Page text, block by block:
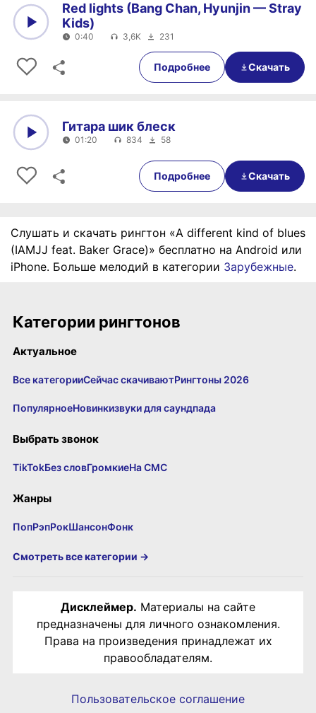
0:40
Red lights (Bang Chan, Hyunjin — Stray
Kids)
0:40 3,6K 231
Подробнее Скачать
01:20
Гитара шик блеск
01:20 834 58
Подробнее Скачать
Слушать и скачать рингтон «A different kind of blues
(IAMJJ feat. Baker Grace)» бесплатно на Android или
iPhone. Больше мелодий в категории Зарубежные.
Категории рингтонов
Актуальное
Все категорииСейчас скачиваютРингтоны 2026
ПопулярноеНовинкизвуки для саундпада
Выбрать звонок
TikTokБез словГромкиеНа СМС
Жанры
ПопРэпРокШансонФонк
Смотреть все категории →
Дисклеймер. Материалы на сайте
предназначены для личного ознакомления.
Права на произведения принадлежат их
правообладателям.
Пользовательское соглашение